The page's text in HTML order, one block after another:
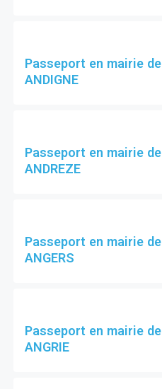
Passeport en mairie de
ANDIGNE
Passeport en mairie de
ANDREZE
Passeport en mairie de
ANGERS
Passeport en mairie de
ANGRIE